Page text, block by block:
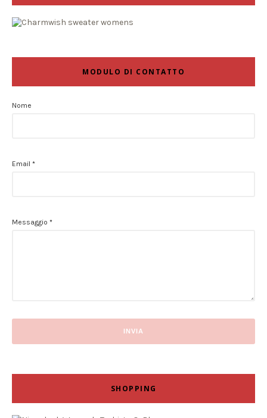
MODULO DI CONTATTO
Nome
Email *
Messaggio *
SHOPPING